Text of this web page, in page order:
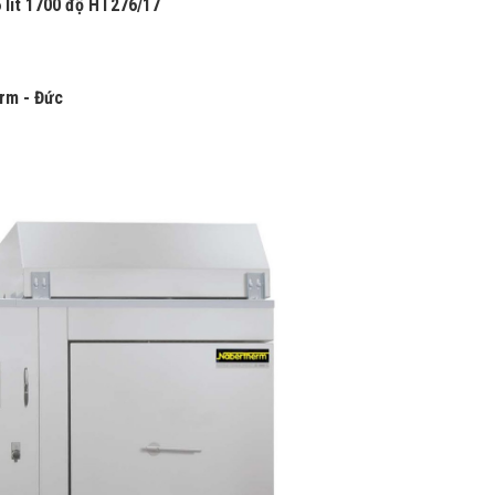
1700 độ HT276/17
- Đức